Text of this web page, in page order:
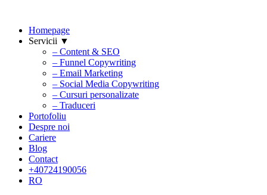
Homepage
Servicii ▼
– Content & SEO
– Funnel Copywriting
– Email Marketing
– Social Media Copywriting
– Cursuri personalizate
– Traduceri
Portofoliu
Despre noi
Cariere
Blog
Contact
+40724190056
RO